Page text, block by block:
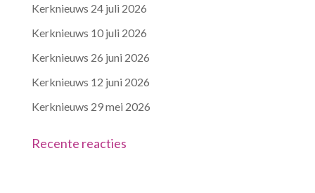
Kerknieuws 24 juli 2026
Kerknieuws 10 juli 2026
Kerknieuws 26 juni 2026
Kerknieuws 12 juni 2026
Kerknieuws 29 mei 2026
Recente reacties